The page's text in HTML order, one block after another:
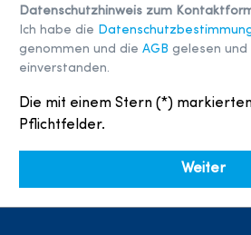
Datenschutzhinweis zum
Ich habe die
genommen und die AGB gelesen und
einverstanden.
Die mit einem Stern (*)
Pflichtfelder.
Weiter